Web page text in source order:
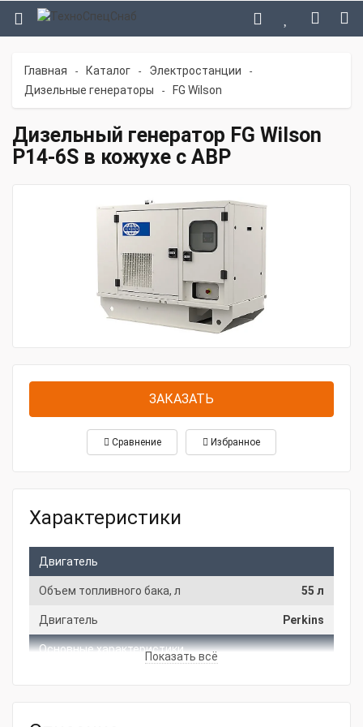
Главная - Каталог - Электростанции -
Дизельные генераторы - FG Wilson
Дизельный генератор FG Wilson
P14-6S в кожухе с АВР
ЗАКАЗАТЬ
Сравнение Избранное
Характеристики
Двигатель
Объем топливного бака, л 55 л
Двигатель Perkins
Основные характеристики
Показать всё